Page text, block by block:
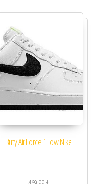
Buty Air Force 1 Low Nike